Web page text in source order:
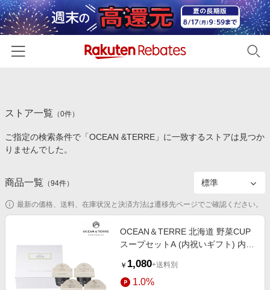
カテゴリー一覧
百貨店・総合ECモール
食品・スイーツ・お酒
コスメ・健康・医薬品
家電・PC・スマホ・カメラ
エンタメ
イベント一覧
初回購入者限定特典
対象ストア新規限定特典
電子書籍特集
楽天ペイ導入ストア
楽天サービス特集
楽天IDでログイン/会員登録
ストア一覧 （0件）
ご指定の検索条件で「OCEAN &TERRE」に一致するストアは見つか
りませんでした。
商品一覧 （94件）
最新の価格、送料、在庫状況と決済方法は遷移先ページでご確認ください。
OCEAN＆TERRE 北海道 野菜CUP
スープセットA (内祝いギフト) 内祝
ト 惣菜・缶詰・佃煮・調味料
￥ 1,080+送料別
1.0%